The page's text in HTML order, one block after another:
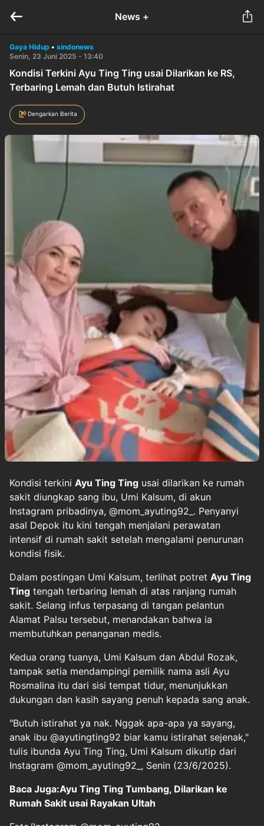
News +
Gaya Hidup • sindonews
Senin, 23 Juni 2025 - 13:40
Kondisi Terkini Ayu Ting Ting usai Dilarikan ke RS,
Terbaring Lemah dan Butuh Istirahat
Dengarkan Berita
Kondisi terkini Ayu Ting Ting usai dilarikan ke rumah
sakit diungkap sang ibu, Umi Kalsum, di akun
Instagram pribadinya, @mom_ayuting92_. Penyanyi
asal Depok itu kini tengah menjalani perawatan
intensif di rumah sakit setelah mengalami penurunan
kondisi fisik.
Dalam postingan Umi Kalsum, terlihat potret Ayu Ting
Ting tengah terbaring lemah di atas ranjang rumah
sakit. Selang infus terpasang di tangan pelantun
Alamat Palsu tersebut, menandakan bahwa ia
membutuhkan penanganan medis.
Kedua orang tuanya, Umi Kalsum dan Abdul Rozak,
tampak setia mendampingi pemilik nama asli Ayu
Rosmalina itu dari sisi tempat tidur, menunjukkan
dukungan dan kasih sayang penuh kepada sang anak.
"Butuh istirahat ya nak. Nggak apa-apa ya sayang,
anak ibu @ayutingting92 biar kamu istirahat sejenak,"
tulis ibunda Ayu Ting Ting, Umi Kalsum dikutip dari
Instagram @mom_ayuting92_, Senin (23/6/2025).
Baca Juga:Ayu Ting Ting Tumbang, Dilarikan ke
Rumah Sakit usai Rayakan Ultah